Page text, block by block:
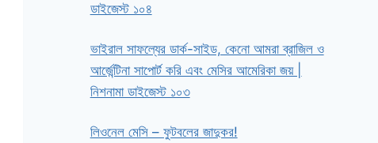
ডাইজেস্ট ১০৪
ভাইরাল সাফল্যের ডার্ক-সাইড, কেনো আমরা ব্রাজিল ও
আর্জেন্টিনা সাপোর্ট করি এবং মেসির আমেরিকা জয় |
নিশনামা ডাইজেস্ট ১০৩
লিওনেল মেসি – ফুটবলের জাদুকর!